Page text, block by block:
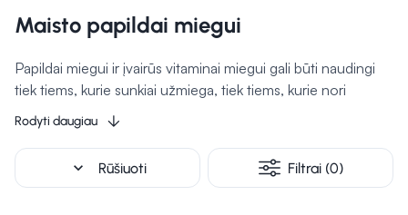
Maisto papildai miegui
Papildai miegui ir įvairūs vitaminai miegui gali būti naudingi
tiek tiems, kurie sunkiai užmiega, tiek tiems, kurie nori
ramesnio, gilesnio ir atkuriamojo poilsio. Šiuolaikinis
gyvenimo ritmas, nuolatinis stresas, nereguliarus darbo
grafikas ir per didelis ekranų naudojimas sutrikdo natūralų
miego ciklą. Taigi, vis dažniau pasirenkami maisto papildai
Rodyti daugiau
expand_more Rūšiuoti Filtrai (0)